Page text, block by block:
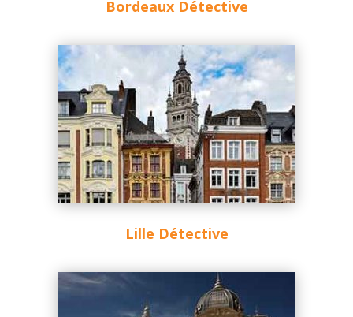
Bordeaux Détective
Lille Détective